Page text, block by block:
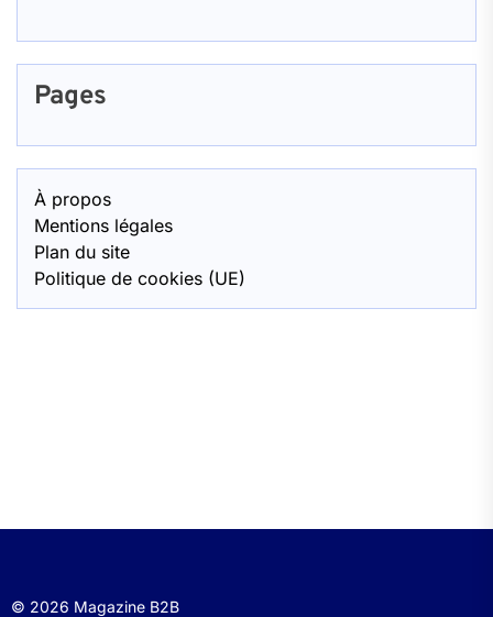
Pages
À propos
Mentions légales
Plan du site
Politique de cookies (UE)
© 2026 Magazine B2B